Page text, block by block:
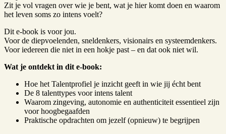
Zit je vol vragen over wie je bent, wat je hier komt doen en waarom
het leven soms zo intens voelt?
Dit e-book is voor jou.
Voor de diepvoelenden, sneldenkers, visionairs en systeemdenkers.
Voor iedereen die niet in een hokje past – en dat ook niet wil.
Wat je ontdekt in dit e-book:
Hoe het Talentprofiel je inzicht geeft in wie jij écht bent
De 8 talenttypes voor intens talent
Waarom zingeving, autonomie en authenticiteit essentieel zijn
voor hoogbegaafden
Praktische opdrachten om jezelf (opnieuw) te begrijpen